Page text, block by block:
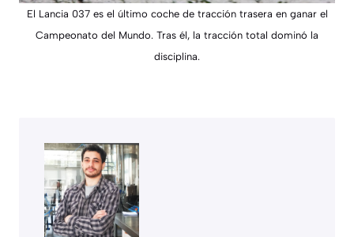
El Lancia 037 es el último coche de tracción trasera en ganar el
Campeonato del Mundo. Tras él, la tracción total dominó la
disciplina.